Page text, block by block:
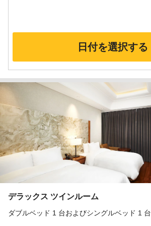
日付を選択する
デラックス ツインルーム
ダブルベッド 1 台およびシングルベッド 1 台